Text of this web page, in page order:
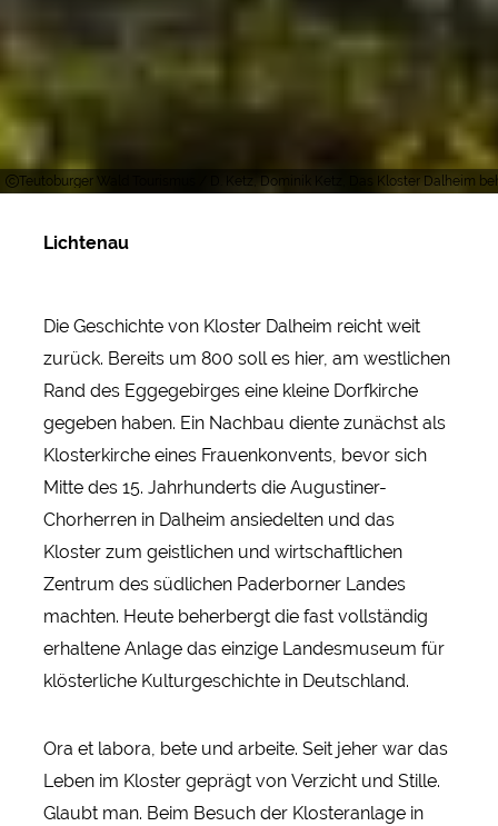
Teutoburger Wald Tourismus / D. Ketz, Dominik Ketz, Das Kloster Dalheim
Lichtenau
Die Geschichte von Kloster Dalheim reicht weit
zurück. Bereits um 800 soll es hier, am westlichen
Rand des Eggegebirges eine kleine Dorfkirche
gegeben haben. Ein Nachbau diente zunächst als
Klosterkirche eines Frauenkonvents, bevor sich
Mitte des 15. Jahrhunderts die Augustiner-
Chorherren in Dalheim ansiedelten und das
Kloster zum geistlichen und wirtschaftlichen
Zentrum des südlichen Paderborner Landes
machten. Heute beherbergt die fast vollständig
erhaltene Anlage das einzige Landesmuseum für
klösterliche Kulturgeschichte in Deutschland.
Ora et labora, bete und arbeite. Seit jeher war das
Leben im Kloster geprägt von Verzicht und Stille.
Glaubt man. Beim Besuch der Klosteranlage in